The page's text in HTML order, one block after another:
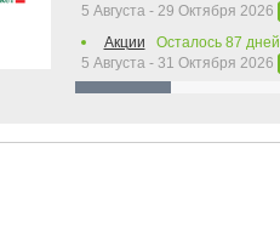
5 Августа - 29 Октября 2026
Акции
Осталось 87 дней
5 Августа - 31 Октября 2026